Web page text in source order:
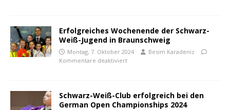
Erfolgreiches Wochenende der Schwarz-
Weiß-Jugend in Braunschweig
Montag, 7. Oktober 2024
Besim Karadeniz
Kommentare deaktiviert
Schwarz-Weiß-Club erfolgreich bei den
German Open Championships 2024